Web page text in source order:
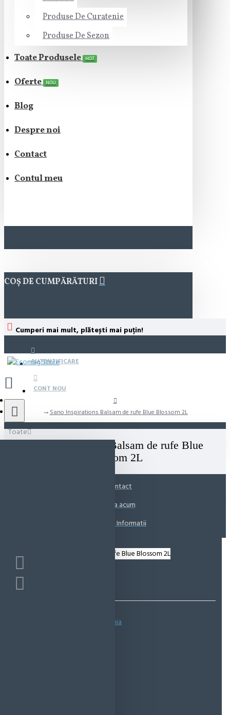
Produse De Curatenie
Produse De Sezon
Toate Produsele HOT
Oferte NOU
Blog
Despre noi
Contact
Contul meu
COȘ DE CUMPĂRĂTURI
Cumperi mai mult, plătești mai puțin!
AUTENTIFICARE
CONT NOU
Toate
Sano Inspirations Balsam de rufe Blue Blossom 2L
Sano Inspirations Balsam de rufe Blue
Blossom 2L
Contact
Suna acum
Solicita Informatii
Spune-ţi opinia